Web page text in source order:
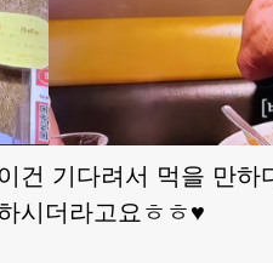
건 기다려서 먹을 만하
시더라고요ㅎㅎ♥